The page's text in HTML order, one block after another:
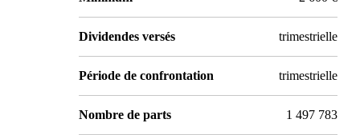
Dividendes versés trimestrielle
Période de confrontation trimestrielle
Nombre de parts 1 497 783